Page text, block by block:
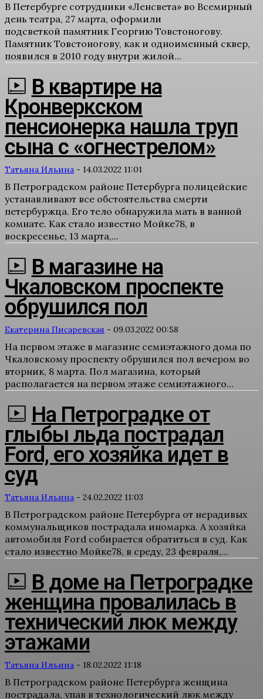
В Петербурге сотрудники «Ленсвета» во Всемирный
день театра, 27 марта, оформили
подсветкой памятник Георгию Товстоногову.
Памятник Товстоногову, как и одноименный сквер,
появился в 2010 году внутри жилой...
В квартире на
Кронверкском
пенсионерка нашла труп
сына с «огнестрелом»
Татьяна Ильина - 14.03.2022 11:01
В Петроградском районе Петербурга полицейские
устанавливают все обстоятельства смерти
петербуржца. Его тело обнаружила мать в ванной
комнате. Как стало известно Мойке78, в
воскресенье, 13 марта,...
В магазине на
Чкаловском проспекте
обрушился пол
Екатерина Писаревская - 09.03.2022 00:58
На первом этаже в магазине семиэтажного дома по
Чкаловскому проспекту обрушился пол вечером во
вторник, 8 марта. Пол магазина, который
располагается на первом этаже семиэтажного...
На Петроградке от
глыбы льда пострадал
Ford, его хозяйка идет в
суд
Татьяна Ильина - 24.02.2022 11:03
В Петроградском районе Петербурга от нерадивых
коммунальщиков пострадала иномарка. А хозяйка
автомобиля Ford собирается обратиться в суд. Как
стало известно Мойке78, в среду, 23 февраля,...
В доме на Петроградке
женщина провалилась в
технический люк между
этажами
Татьяна Ильина - 18.02.2022 11:18
В Петроградском районе Петербурга женщина
пострадала, упав в технологический люк между